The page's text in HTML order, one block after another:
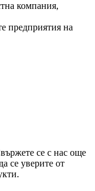
компания,
предприятия на
се с нас още
се уверите от